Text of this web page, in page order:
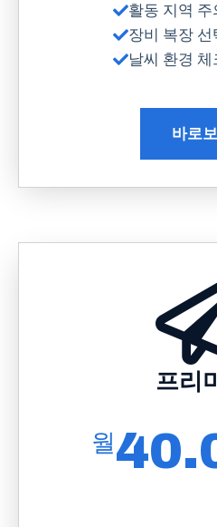
활동 지역 주
장비 복장 선
날씨 환경 체
바로보
프리
월